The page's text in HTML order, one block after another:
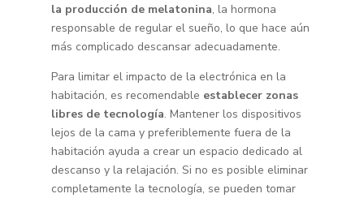
la producción de melatonina, la hormona
responsable de regular el sueño, lo que hace aún
más complicado descansar adecuadamente.
Para limitar el impacto de la electrónica en la
habitación, es recomendable establecer zonas
libres de tecnología. Mantener los dispositivos
lejos de la cama y preferiblemente fuera de la
habitación ayuda a crear un espacio dedicado al
descanso y la relajación. Si no es posible eliminar
completamente la tecnología, se pueden tomar